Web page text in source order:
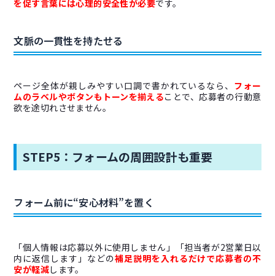
を促す言葉には心理的安全性が必要です。
文脈の一貫性を持たせる
ページ全体が親しみやすい口調で書かれているなら、 フォー
ムのラベルやボタンもトーンを揃えることで、応募者の行動意
欲を途切れさせません。
STEP5：フォームの周囲設計も重要
フォーム前に“安心材料”を置く
「個人情報は応募以外に使用しません」「担当者が2営業日以
内に返信します」などの補足説明を入れるだけで応募者の不
安が軽減します。